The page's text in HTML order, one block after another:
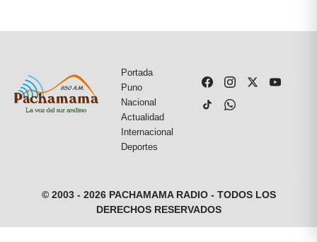
Portada
Puno
Nacional
Actualidad
Internacional
Deportes
© 2003 - 2026 PACHAMAMA RADIO - TODOS LOS
DERECHOS RESERVADOS